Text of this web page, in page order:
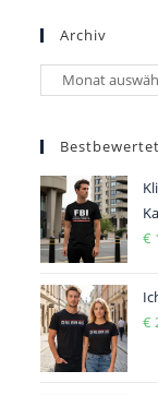
Archiv
Archiv
€
€